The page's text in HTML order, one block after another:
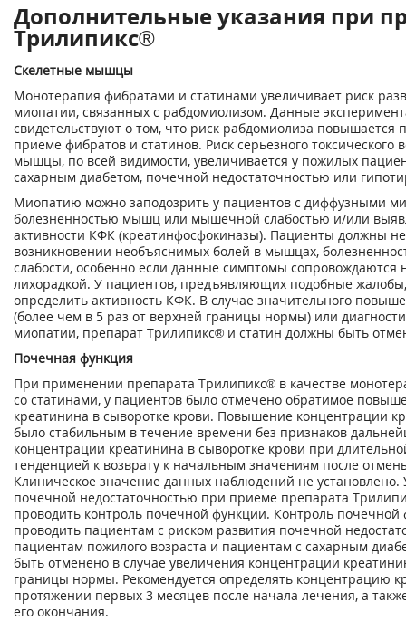
Дополнительные указания при
Трилипикс®
Скелетные мышцы
Монотерапия фибратами и статинами увеличивает риск
миопатии, связанных с рабдомиолизом. Данные
свидетельствуют о том, что риск рабдомиолиза
приеме фибратов и статинов. Риск серьезного токсического
мышцы, по всей видимости, увеличивается у пожилых
сахарным диабетом, почечной недостаточностью или
Миопатию можно заподозрить у пациентов с диффузными
болезненностью мышц или мышечной слабостью и/или
активности КФК (креатинфосфокиназы). Пациенты должны
возникновении необъяснимых болей в мышцах,
слабости, особенно если данные симптомы сопровождаются
лихорадкой. У пациентов, предъявляющих подобные
определить активность КФК. В случае значительного
(более чем в 5 раз от верхней границы нормы) или
миопатии, препарат Трилипикс® и статин должны быть
Почечная функция
При применении препарата Трилипикс® в качестве
со статинами, у пациентов было отмечено обратимое
креатинина в сыворотке крови. Повышение концентрации
было стабильным в течение времени без признаков
концентрации креатинина в сыворотке крови при
тенденцией к возврату к начальным значениям после
Клиническое значение данных наблюдений не установлено.
почечной недостаточностью при приеме препарата
проводить контроль почечной функции. Контроль
проводить пациентам с риском развития почечной
пациентам пожилого возраста и пациентам с сахарным
быть отменено в случае увеличения концентрации
границы нормы. Рекомендуется определять концентрацию
протяжении первых 3 месяцев после начала лечения, а
его окончания.